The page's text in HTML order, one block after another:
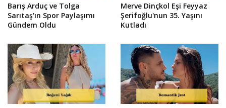
Barış Arduç ve Tolga
Sarıtaş'ın Spor Paylaşımı
Gündem Oldu
Merve Dinçkol Eşi Feyyaz
Şerifoğlu'nun 35. Yaşını
Kutladı